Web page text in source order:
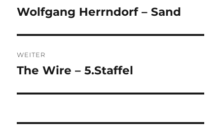
Vorheriger
Wolfgang Herrndorf – Sand
WEITER
Nächster
The Wire – 5.Staffel